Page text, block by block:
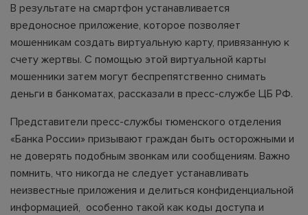
В результате на смартфон устанавливается
вредоносное приложение, которое позволяет
мошенникам создать виртуальную карту, привязанную к
счету жертвы. С помощью этой виртуальной карты
мошенники затем могут беспрепятственно снимать
деньги в банкоматах, рассказали в пресс-службе ЦБ РФ.
Представители пресс-службы тюменского отделения
«Банка России» призывают граждан быть осторожными и
не доверять подобным звонкам или сообщениям. Важно
помнить, что никогда не следует устанавливать
неизвестные приложения и делиться конфиденциальной
информацией, особенно такой как коды доступа и